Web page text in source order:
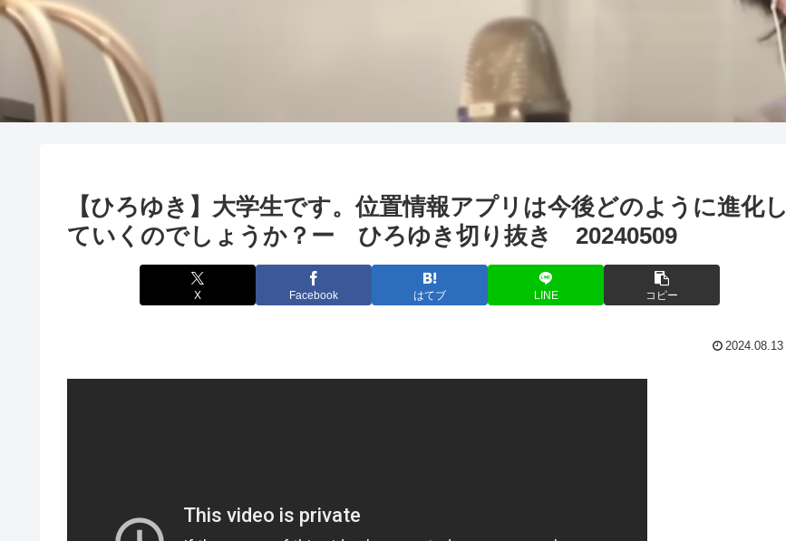
【ひろゆき】大学生です。位置情報アプリは今後どのように進化し
ていくのでしょうか？ー ひろゆき切り抜き 20240509
X Facebook はてブ LINE コピー
2024.08.13